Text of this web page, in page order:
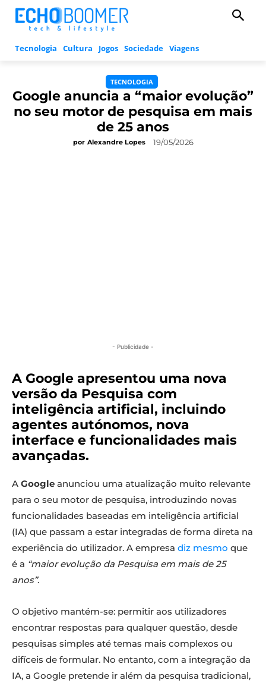
Tecnologia Cultura Jogos Sociedade Viagens
TECNOLOGIA
Google anuncia a “maior evolução”
no seu motor de pesquisa em mais
de 25 anos
por Alexandre Lopes 19/05/2026
- Publicidade -
A Google apresentou uma nova
versão da Pesquisa com
inteligência artificial, incluindo
agentes autónomos, nova
interface e funcionalidades mais
avançadas.
A Google anunciou uma atualização muito relevante
para o seu motor de pesquisa, introduzindo novas
funcionalidades baseadas em inteligência artificial
(IA) que passam a estar integradas de forma direta na
experiência do utilizador. A empresa diz mesmo que
é a “maior evolução da Pesquisa em mais de 25
anos”.
O objetivo mantém-se: permitir aos utilizadores
encontrar respostas para qualquer questão, desde
pesquisas simples até temas mais complexos ou
difíceis de formular. No entanto, com a integração da
IA, a Google pretende ir além da pesquisa tradicional,